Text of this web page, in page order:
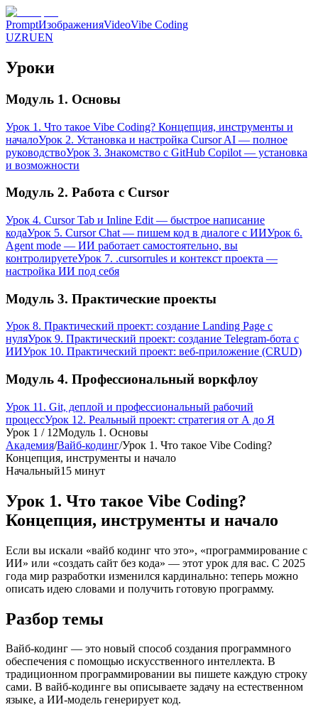
PromptИзображенияVideoVibe Coding
UZRUEN
Уроки
Модуль 1. Основы
Урок 1. Что такое Vibe Coding? Концепция, инструменты и
началоУрок 2. Установка и настройка Cursor AI — полное
руководствоУрок 3. Знакомство с GitHub Copilot — установка
и возможности
Модуль 2. Работа с Cursor
Урок 4. Cursor Tab и Inline Edit — быстрое написание
кодаУрок 5. Cursor Chat — пишем код в диалоге с ИИУрок 6.
Agent mode — ИИ работает самостоятельно, вы
контролируетеУрок 7. .cursorrules и контекст проекта —
настройка ИИ под себя
Модуль 3. Практические проекты
Урок 8. Практический проект: создание Landing Page с
нуляУрок 9. Практический проект: создание Telegram-бота с
ИИУрок 10. Практический проект: веб-приложение (CRUD)
Модуль 4. Профессиональный воркфлоу
Урок 11. Git, деплой и профессиональный рабочий
процессУрок 12. Реальный проект: стратегия от А до Я
Урок 1 / 12Модуль 1. Основы
Академия/Вайб-кодинг/Урок 1. Что такое Vibe Coding?
Концепция, инструменты и начало
Начальный15 минут
Урок 1. Что такое Vibe Coding?
Концепция, инструменты и начало
Если вы искали «вайб кодинг что это», «программирование с
ИИ» или «создать сайт без кода» — этот урок для вас. С 2025
года мир разработки изменился кардинально: теперь можно
описать идею словами и получить готовую программу.
Разбор темы
Вайб-кодинг — это новый способ создания программного
обеспечения с помощью искусственного интеллекта. В
традиционном программировании вы пишете каждую строку
сами. В вайб-кодинге вы описываете задачу на естественном
языке, а ИИ-модель генерирует код.